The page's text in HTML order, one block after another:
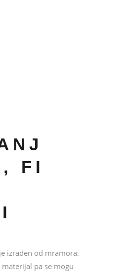
FI
izrađen od mramora.
pa se mogu